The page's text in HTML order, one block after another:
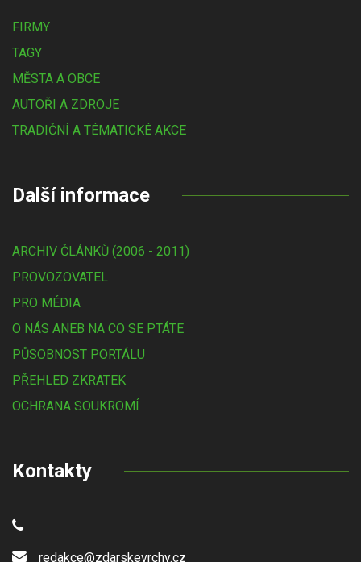
FIRMY
TAGY
MĚSTA A OBCE
AUTOŘI A ZDROJE
TRADIČNÍ A TÉMATICKÉ AKCE
Další informace
ARCHIV ČLÁNKŮ (2006 - 2011)
PROVOZOVATEL
PRO MÉDIA
O NÁS ANEB NA CO SE PTÁTE
PŮSOBNOST PORTÁLU
PŘEHLED ZKRATEK
OCHRANA SOUKROMÍ
Kontakty
redakce@zdarskevrchy.cz